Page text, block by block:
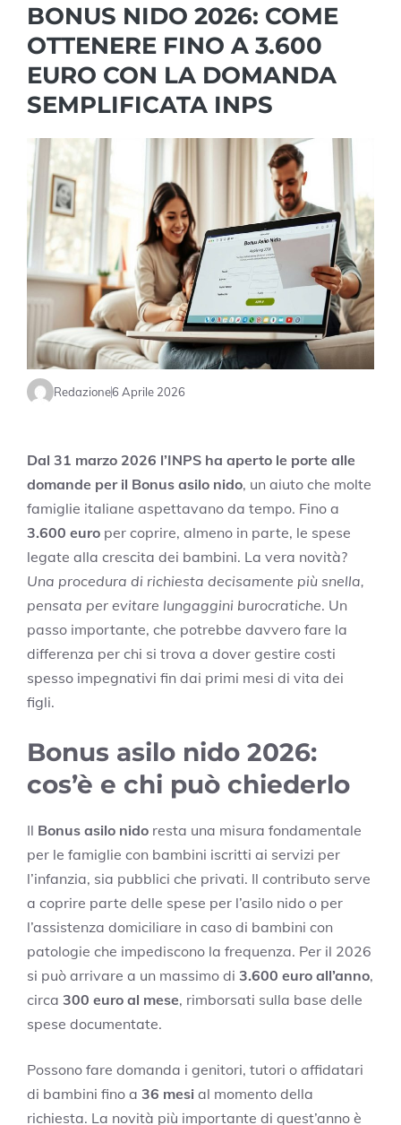
BONUS NIDO 2026: COME
OTTENERE FINO A 3.600
EURO CON LA DOMANDA
SEMPLIFICATA INPS
Redazione6 Aprile 2026
Dal 31 marzo 2026 l’INPS ha aperto le porte alle
domande per il Bonus asilo nido, un aiuto che molte
famiglie italiane aspettavano da tempo. Fino a
3.600 euro per coprire, almeno in parte, le spese
legate alla crescita dei bambini. La vera novità?
Una procedura di richiesta decisamente più snella,
pensata per evitare lungaggini burocratiche. Un
passo importante, che potrebbe davvero fare la
differenza per chi si trova a dover gestire costi
spesso impegnativi fin dai primi mesi di vita dei
figli.
Bonus asilo nido 2026:
cos’è e chi può chiederlo
Il Bonus asilo nido resta una misura fondamentale
per le famiglie con bambini iscritti ai servizi per
l’infanzia, sia pubblici che privati. Il contributo serve
a coprire parte delle spese per l’asilo nido o per
l’assistenza domiciliare in caso di bambini con
patologie che impediscono la frequenza. Per il 2026
si può arrivare a un massimo di 3.600 euro all’anno,
circa 300 euro al mese, rimborsati sulla base delle
spese documentate.
Possono fare domanda i genitori, tutori o affidatari
di bambini fino a 36 mesi al momento della
richiesta. La novità più importante di quest’anno è